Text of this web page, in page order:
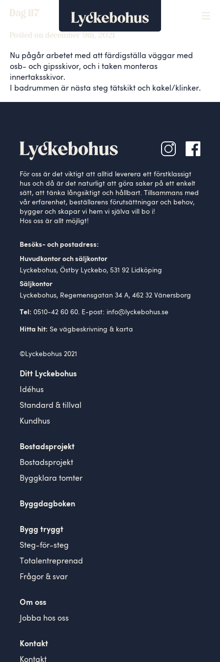
Dag 117
Posted on december 9th, 2021
Nu pågår arbetet med att färdigställa väggar med
osb- och gipsskivor, och i taken monteras
innertaksskivor.
I badrummen är nästa steg tätskikt och kakel/klinker.
För oss är det viktigt att alltid leverera ett förstklassigt
hus och då är det naturligt att göra saker på ett enkelt
sätt, att tänka långsiktigt och hållbart. Tillsammans med
vår erfarenhet, beställarens förutsättningar och behov,
bygger och skapar vi hem vi själva vill bo i!
Hos oss är allt möjligt!
Besöks- och postadress:
Huvudkontor och säljkontor
Lyckebohus, Östby Lyckebo, 531 92 Lidköping
Säljkontor
Lyckebohus, Regemensgatan 34 A, 462 32 Vänersborg
Tel: 0510-42 60 60. E-post: info@lyckebohus.se
Hitta hit: Se vägbeskrivning & karta
©Lyckebohus 2021
Ditt Lyckebohus
Idéhus
Standard & tillval
Kundhus
Bostadsprojekt
Bostadsprojekt
Byggklara tomter
Byggdagboken
Bygg tryggt
Steg-för-steg
Totalentreprenad
Frågor & svar
Om oss
Jobba hos oss
Kontakt
Kontakt